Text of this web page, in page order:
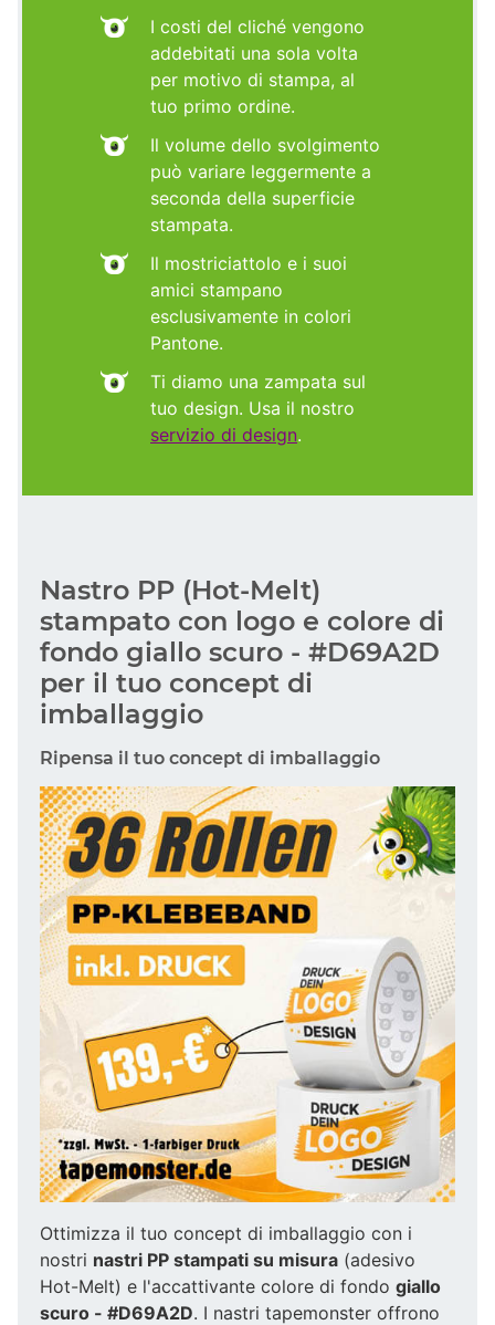
I costi del cliché vengono
addebitati una sola volta
per motivo di stampa, al
tuo primo ordine.
Il volume dello svolgimento
può variare leggermente a
seconda della superficie
stampata.
Il mostriciattolo e i suoi
amici stampano
esclusivamente in colori
Pantone.
Ti diamo una zampata sul
tuo design. Usa il nostro
servizio di design.
Nastro PP (Hot-Melt)
stampato con logo e colore di
fondo giallo scuro - #D69A2D
per il tuo concept di
imballaggio
Ripensa il tuo concept di imballaggio
Ottimizza il tuo concept di imballaggio con i
nostri nastri PP stampati su misura (adesivo
Hot-Melt) e l'accattivante colore di fondo giallo
scuro - #D69A2D. I nastri tapemonster offrono